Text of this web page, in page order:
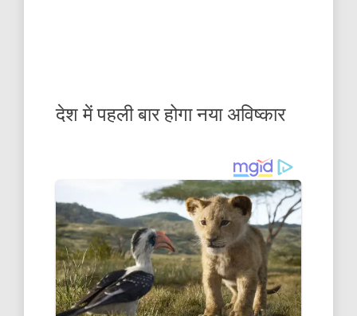
देश में पहली बार होगा नया अविष्कार